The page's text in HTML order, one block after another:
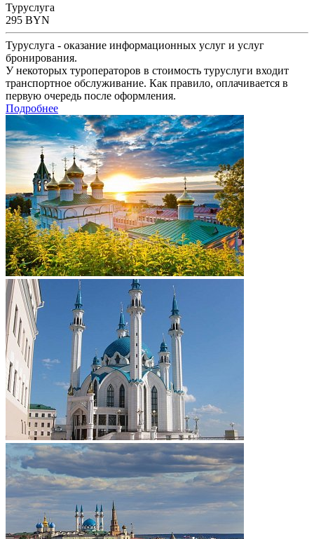
Туруслуга
295 BYN
Туруслуга - оказание информационных услуг и услуг
бронирования.
У некоторых туроператоров в стоимость туруслуги входит
транспортное обслуживание. Как правило, оплачивается в
первую очередь после оформления.
Подробнее